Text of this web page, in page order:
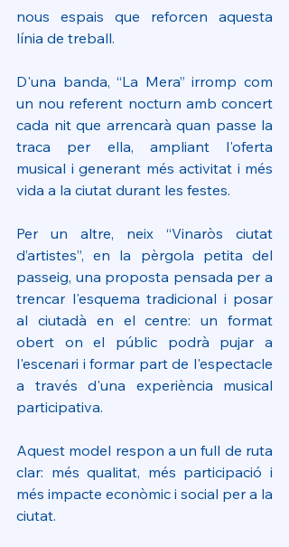
nous espais que reforcen aquesta
línia de treball.
D'una banda, “La Mera” irromp com
un nou referent nocturn amb concert
cada nit que arrencarà quan passe la
traca per ella, ampliant l'oferta
musical i generant més activitat i més
vida a la ciutat durant les festes.
Per un altre, neix “Vinaròs ciutat
d’artistes”, en la pèrgola petita del
passeig, una proposta pensada per a
trencar l'esquema tradicional i posar
al ciutadà en el centre: un format
obert on el públic podrà pujar a
l'escenari i formar part de l'espectacle
a través d'una experiència musical
participativa.
Aquest model respon a un full de ruta
clar: més qualitat, més participació i
més impacte econòmic i social per a la
ciutat.